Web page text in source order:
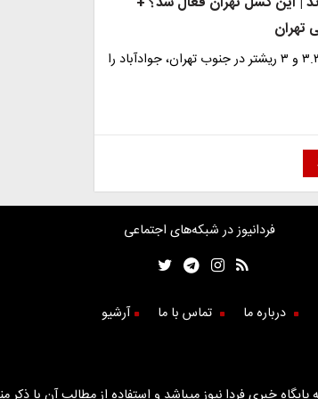
تهران
ساعاتی پیش دو زلزله بابزرگی ۳.۳ و ۳ ریشتر در جنوب تهران، جوادآباد را
فردانیوز در شبکه‌های اجتماعی
درباره ما تماس با ما آرشیو